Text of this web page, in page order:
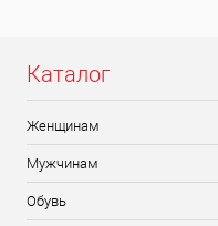
Каталог
Женщинам
Мужчинам
Обувь